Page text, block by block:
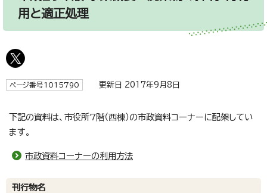
用と適正処理
ページ番号1015790 更新日 2017年9月8日
下記の資料は、市役所7階（西棟）の市政資料コーナーに配架してい
ます。
市政資料コーナーの利用方法
刊行物名